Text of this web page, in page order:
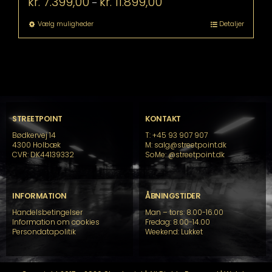
–
Vælg mulighederDette
vare
Detaljer
STREETPOINT
Bødkervej 14
4300 Holbæk
CVR: DK44139332
KONTAKT
T: +45 93 907 907
M: salg@streetpoint.dk
SoMe:@streetpoint.dk
INFORMATION
Handelsbetingelser
Information om cookies
Persondatapolitik
ÅBNINGSTIDER
Man – tors: 8.00-16.00
Fredag: 8.00-14.00
Weekend: Lukket